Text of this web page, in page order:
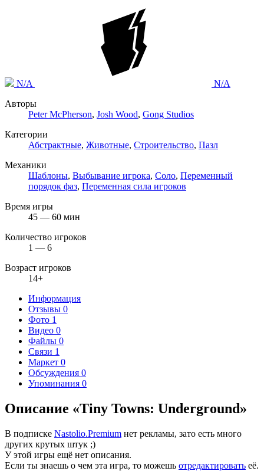
N/A
N/A
Авторы
Peter McPherson, Josh Wood, Gong Studios
Категории
Абстрактные, Животные, Строительство, Пазл
Механики
Шаблоны, Выбывание игрока, Соло, Переменный
порядок фаз, Переменная сила игроков
Время игры
45 — 60 мин
Количество игроков
1 — 6
Возраст игроков
14+
Информация
Отзывы 0
Фото 1
Видео 0
Файлы 0
Связи 1
Маркет 0
Обсуждения 0
Упоминания 0
Описание «Tiny Towns: Underground»
В подписке Nastolio.Premium нет рекламы, зато есть много
других крутых штук ;)
У этой игры ещё нет описания.
Если ты знаешь о чем эта игра, то можешь отредактировать её.